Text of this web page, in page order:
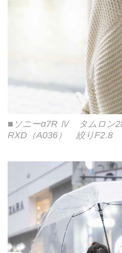
■ソニーα7R Ⅳ タムロン
RXD（A036） 絞りF2.8